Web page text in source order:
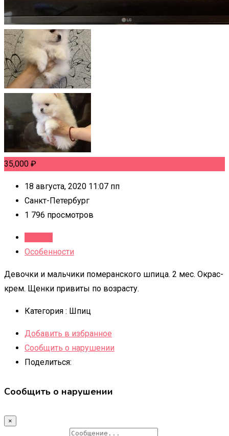
35,000 ₽
18 августа, 2020 11:07 пп
Санкт-Петербург
1 796 просмотров
Особенности
Девочки и мальчики померанского шпица. 2 мес. Окрас-
крем. Щенки привиты по возрасту.
Категория : Шпиц
Добавить в избранное
Сообщить о нарушении
Поделиться:
Сообщить о нарушении
×